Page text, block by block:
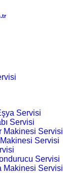
Servisi
Servisi
Makinesi Servisi
Makinesi Servisi
Servisi
Makinesi Servisi